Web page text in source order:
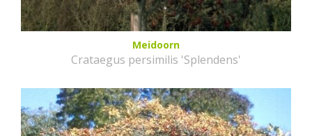
Meidoorn
Crataegus persimilis 'Splendens'